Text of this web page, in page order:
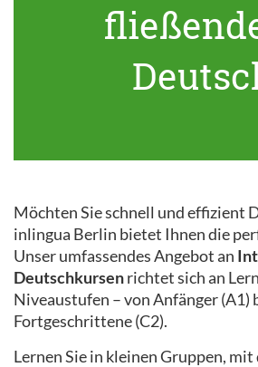
Möchten Sie schnell und effizient
inlingua Berlin bietet Ihnen die
Unser umfassendes Angebot an
Deutschkursenrichtet sich an
Niveaustufen – von Anfänger (A1)
Fortgeschrittene (C2).
Lernen Sie in kleinen Gruppen,